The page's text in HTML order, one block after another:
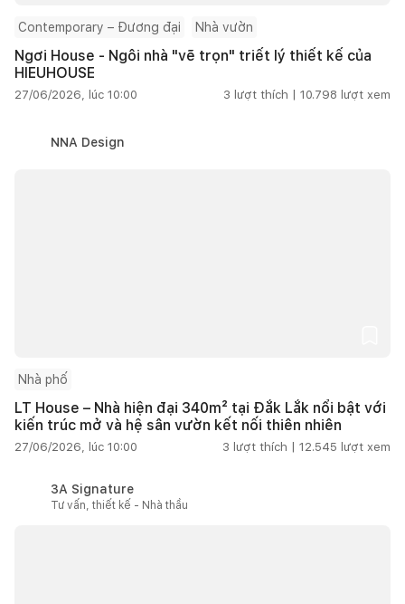
Contemporary – Đương đại Nhà vườn
Ngơi House - Ngôi nhà "vẽ trọn" triết lý thiết kế của
HIEUHOUSE
27/06/2026, lúc 10:00 3 lượt thích | 10.798 lượt xem
NNA Design
Nhà phố
LT House – Nhà hiện đại 340m² tại Đắk Lắk nổi bật với
kiến trúc mở và hệ sân vườn kết nối thiên nhiên
27/06/2026, lúc 10:00 3 lượt thích | 12.545 lượt xem
3A Signature
Tư vấn, thiết kế - Nhà thầu